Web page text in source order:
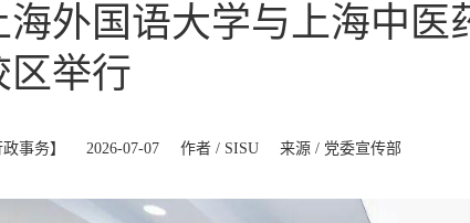
海外国语大学与上海中医
区举行
政事务】 2026-07-07 作者 / SISU 来源 / 党委宣传部